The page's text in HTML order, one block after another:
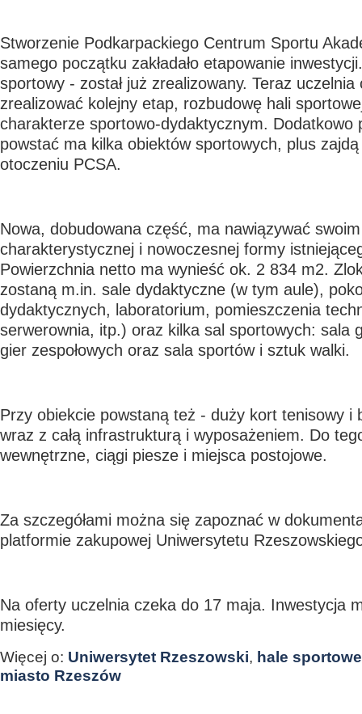
Stworzenie Podkarpackiego Centrum Sportu
samego początku zakładało etapowanie
sportowy - został już zrealizowany. Teraz uczelnia
zrealizować kolejny etap, rozbudowę hali
charakterze sportowo-dydaktycznym. Dodatkowo
powstać ma kilka obiektów sportowych, plus
otoczeniu PCSA.
Nowa, dobudowana część, ma nawiązywać
charakterystycznej i nowoczesnej formy
Powierzchnia netto ma wynieść ok. 2 834 m2.
zostaną m.in. sale dydaktyczne (w tym aule),
dydaktycznych, laboratorium, pomieszczenia
serwerownia, itp.) oraz kilka sal sportowych: sala
gier zespołowych oraz sala sportów i sztuk walki.
Przy obiekcie powstaną też - duży kort tenisowy i
wraz z całą infrastrukturą i wyposażeniem. Do
wewnętrzne, ciągi piesze i miejsca postojowe.
Za szczegółami można się zapoznać w
platformie zakupowej Uniwersytetu
Na oferty uczelnia czeka do 17 maja. Inwestycja
miesięcy.
Więcej o: Uniwersytet Rzeszowski, hale sportowe
miasto Rzeszów